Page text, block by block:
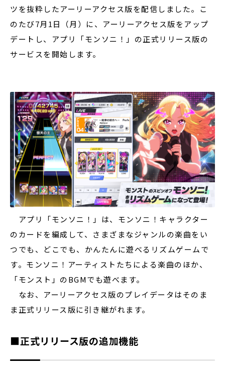
ツを抜粋したアーリーアクセス版を配信しました。こ
のたび7月1日（月）に、アーリーアクセス版をアップ
デートし、アプリ「モンソニ！」の正式リリース版の
サービスを開始します。
アプリ「モンソニ！」は、モンソニ！キャラクター
のカードを編成して、さまざまなジャンルの楽曲をい
つでも、どこでも、かんたんに遊べるリズムゲームで
す。モンソニ！アーティストたちによる楽曲のほか、
「モンスト」のBGMでも遊べます。
なお、アーリーアクセス版のプレイデータはそのま
ま正式リリース版に引き継がれます。
■正式リリース版の追加機能